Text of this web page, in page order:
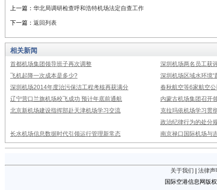
上一篇： 华北局调研检查呼和浩特机场法定自查工作
下一篇： 返回列表
相关新闻
首都机场集团领导班子再次调整
深圳机场两名员工获
飞机起降一次成本是多少?
深圳机场区域水环境“
深圳机场2014年度治污保洁工程考核再获满分
春秋航空等6家航空
辽宁营口兰旗机场校飞成功 预计年底前通航
内蒙古机场集团召开
北京新机场建设指挥部赴天津机场学习交流
克拉玛依机场学习贯
政治纪律行为的处分
长水机场信息数据时代引领运行管理新常态
南京禄口国际机场与
关于我们
法律声
国际空港信息网版